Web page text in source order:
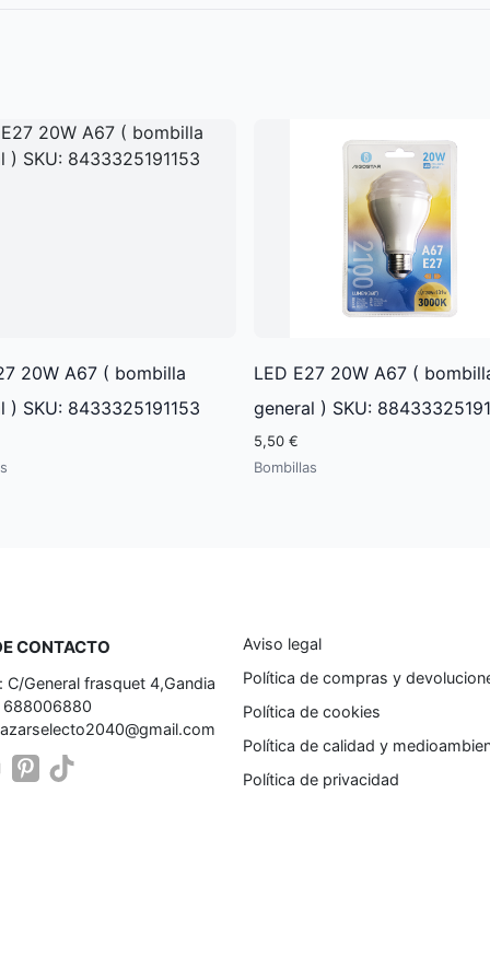
20W A67 ( bombilla
) SKU: 8433325191153
LED E27 20W A67 (
general ) SKU:
5,50 €
Bombillas
CONTACTO
C/General frasquet 4,Gandia
688006880
Aviso legal
Política de compras y
Política de cookies
Política de calidad y
Política de privacidad